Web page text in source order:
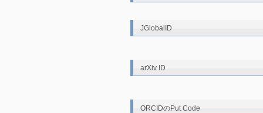
JGlobalID
arXiv ID
ORCIDのPut Code